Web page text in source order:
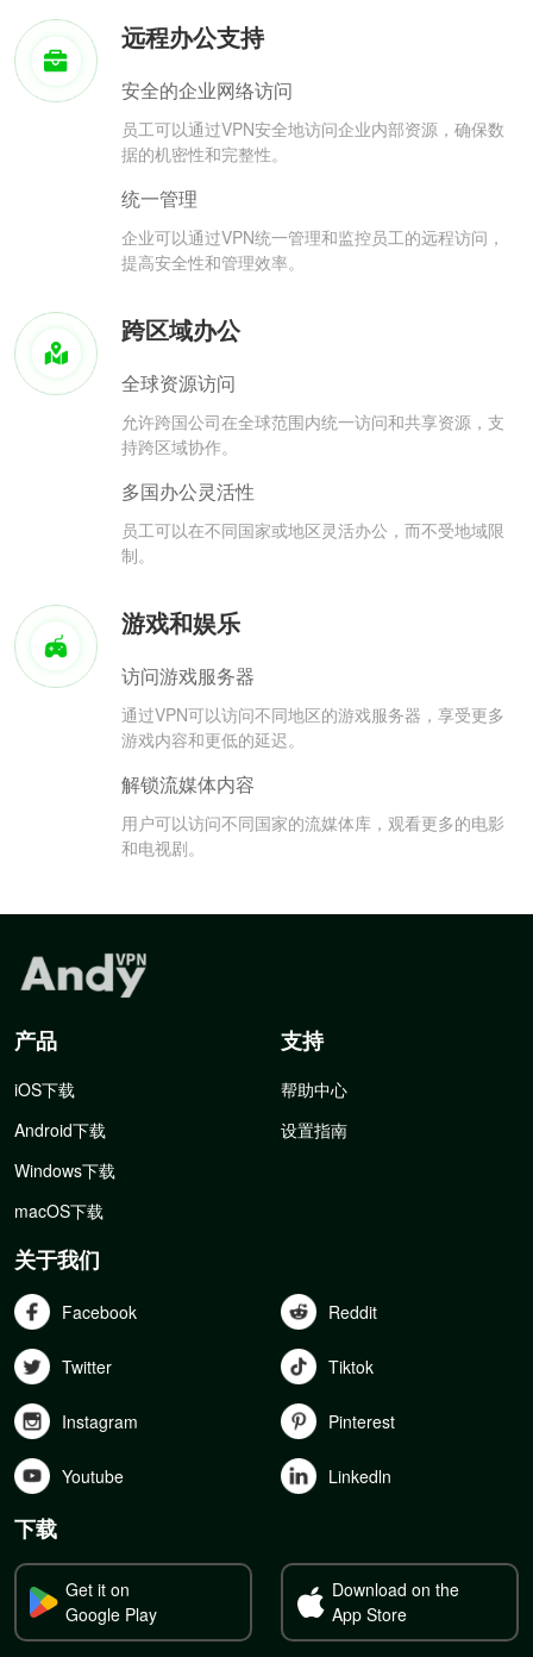
远程办公支持
安全的企业网络访问
员工可以通过VPN安全地访问企业内部资源，确保数
据的机密性和完整性。
统一管理
企业可以通过VPN统一管理和监控员工的远程访问，
提高安全性和管理效率。
跨区域办公
全球资源访问
允许跨国公司在全球范围内统一访问和共享资源，支
持跨区域协作。
多国办公灵活性
员工可以在不同国家或地区灵活办公，而不受地域限
制。
游戏和娱乐
访问游戏服务器
通过VPN可以访问不同地区的游戏服务器，享受更多
游戏内容和更低的延迟。
解锁流媒体内容
用户可以访问不同国家的流媒体库，观看更多的电影
和电视剧。
产品
iOS下载
Android下载
Windows下载
macOS下载
支持
帮助中心
设置指南
关于我们
Facebook Reddit
Twitter Tiktok
Instagram Pinterest
Youtube Linkedln
下载
Get it on
Google Play
Download on the
App Store